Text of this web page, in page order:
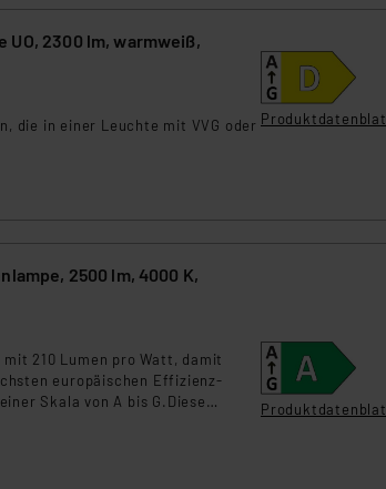
UO, 2300 lm, warmweiß,
die in einer Leuchte mit VVG oder
2500 lm, 4000 K,
210 Lumen pro Watt, damit
europäischen Effizienz-
Skala von A bis G.Diese
Sie Ihren Energieverbrauch und